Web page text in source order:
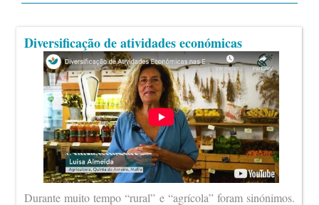
Diversificação de atividades económicas
Durante muito tempo “rural” e “agrícola” foram sinónimos.